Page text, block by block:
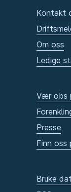
Kontakt
Om oss
Ledige
Vær obs
Presse
Finn oss
Bruke